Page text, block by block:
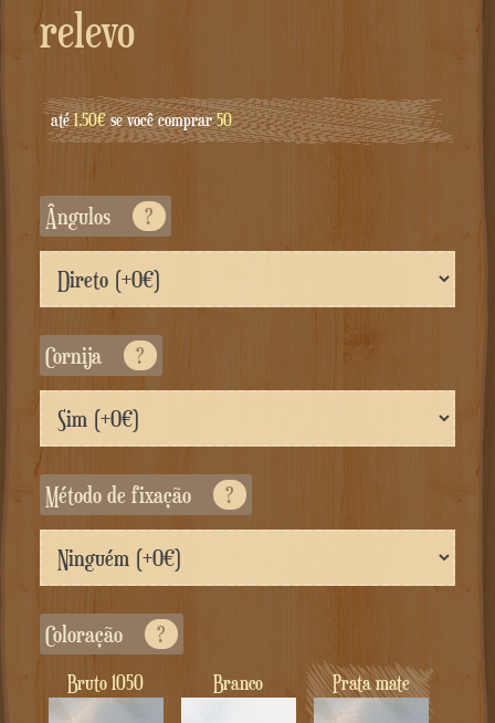
relevo
até1.50€se você comprar50
Ângulos ?
Cornija ?
Método de fixação ?
coloração ?
Bruto 1050 Branco Prata mate